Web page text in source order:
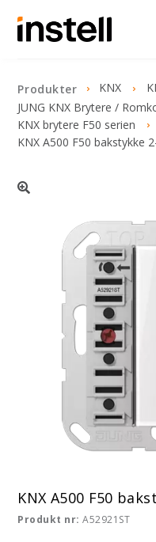
Produkter KNX
JUNG KNX Brytere /
KNX brytere F50 serien
KNX A500 F50 bakstykke
KNX A500 F50
Produkt nr:A52921ST